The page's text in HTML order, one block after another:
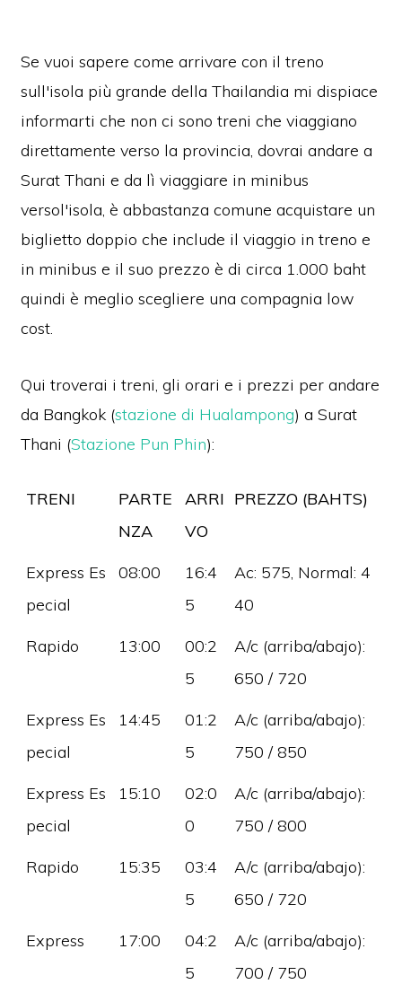
Se vuoi sapere come arrivare con il treno
sull'isola più grande della Thailandia mi dispiace
informarti che non ci sono treni che viaggiano
direttamente verso la provincia, dovrai andare a
Surat Thani e da lì viaggiare in minibus
versol'isola, è abbastanza comune acquistare un
biglietto doppio che include il viaggio in treno e
in minibus e il suo prezzo è di circa 1.000 baht
quindi è meglio scegliere una compagnia low
cost.
Qui troverai i treni, gli orari e i prezzi per andare
da Bangkok (stazione di Hualampong) a Surat
Thani (Stazione Pun Phin):
TRENI
PARTE
NZA
ARRI
VO
PREZZO (BAHTS)
Express Es
pecial
08:00
16:4
5
Ac: 575, Normal: 4
40
Rapido
13:00
00:2
5
A/c (arriba/abajo):
650 / 720
Express Es
pecial
14:45
01:2
5
A/c (arriba/abajo):
750 / 850
Express Es
pecial
15:10
02:0
0
A/c (arriba/abajo):
750 / 800
Rapido
15:35
03:4
5
A/c (arriba/abajo):
650 / 720
Express
17:00
04:2
5
A/c (arriba/abajo):
700 / 750